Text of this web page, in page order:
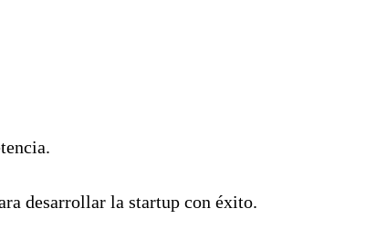
desarrollar la startup con éxito.